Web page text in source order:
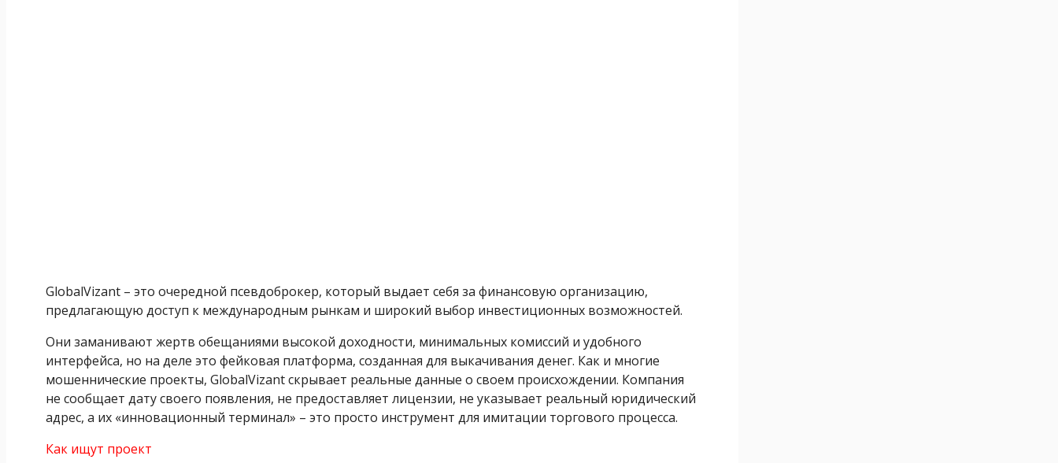
GlobalVizant – это очередной псевдоброкер, который выдает себя за финансовую организацию,
предлагающую доступ к международным рынкам и широкий выбор инвестиционных возможностей.
Они заманивают жертв обещаниями высокой доходности, минимальных комиссий и удобного
интерфейса, но на деле это фейковая платформа, созданная для выкачивания денег. Как и многие
мошеннические проекты, GlobalVizant скрывает реальные данные о своем происхождении. Компания
не сообщает дату своего появления, не предоставляет лицензии, не указывает реальный юридический
адрес, а их «инновационный терминал» – это просто инструмент для имитации торгового процесса.
Как ищут проект